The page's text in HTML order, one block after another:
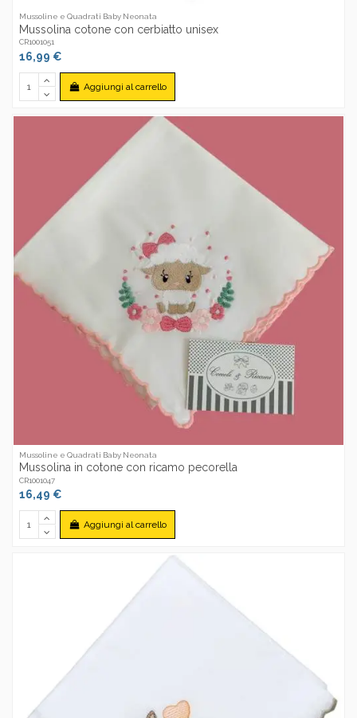
Mussoline e Quadrati Baby Neonata
Mussolina cotone con cerbiatto unisex
CR1001051
16,99 €
Aggiungi al carrello
Mussoline e Quadrati Baby Neonata
Mussolina in cotone con ricamo pecorella
CR1001047
16,49 €
Aggiungi al carrello